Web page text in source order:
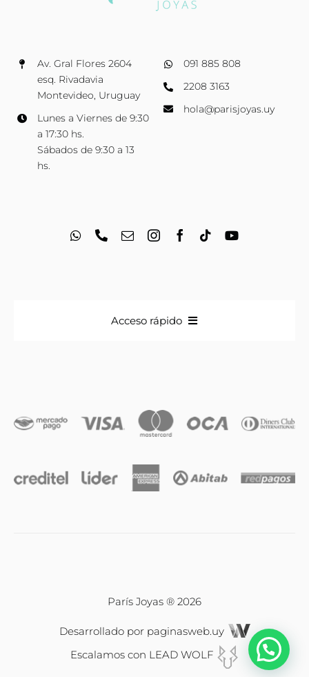
Av. Gral Flores 2604
esq. Rivadavia
Montevideo, Uruguay
Lunes a Viernes de 9:30
a 17:30 hs.
Sábados de 9:30 a 13
hs.
091 885 808
2208 3163
hola@parisjoyas.uy
Acceso rápido
Iniciales
Relojes
París Joyas ® 2026
Desarrollado por paginasweb.uy
Escalamos con LEAD WOLF